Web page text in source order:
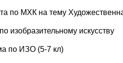
по МХК на тему
изобразительному искусству
по ИЗО (5-7 кл)